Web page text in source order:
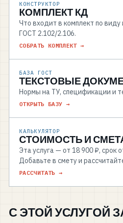
КОНСТРУКТОР
КОМПЛЕКТ КД
Что входит в комплект по
ГОСТ 2.102/2.106.
СОБРАТЬ КОМПЛЕКТ →
БАЗА ГОСТ
ТЕКСТОВЫЕ
Нормы на ТУ, спецификации и
ОТКРЫТЬ БАЗУ →
КАЛЬКУЛЯТОР
СТОИМОСТЬ И
Эта услуга — от 18 900 ₽, срок
Добавьте в смету и
РАССЧИТАТЬ →
С ЭТОЙ УСЛУГОЙ